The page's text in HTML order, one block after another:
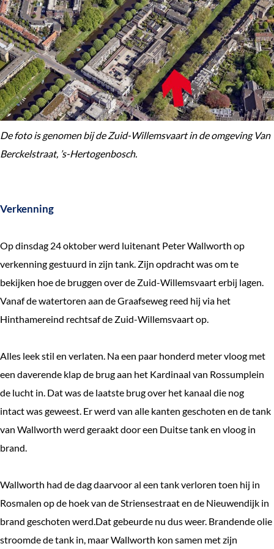
e
k
e
n
De foto is genomen bij de Zuid-Willemsvaart in de omgeving Van
Berckelstraat, ’s-Hertogenbosch.
Verkenning
Op dinsdag 24 oktober werd luitenant Peter Wallworth op
verkenning gestuurd in zijn tank. Zijn opdracht was om te
bekijken hoe de bruggen over de Zuid-Willemsvaart erbij lagen.
Vanaf de watertoren aan de Graafseweg reed hij via het
Hinthamereind rechtsaf de Zuid-Willemsvaart op.
Alles leek stil en verlaten. Na een paar honderd meter vloog met
een daverende klap de brug aan het Kardinaal van Rossumplein
de lucht in. Dat was de laatste brug over het kanaal die nog
intact was geweest. Er werd van alle kanten geschoten en de tank
van Wallworth werd geraakt door een Duitse tank en vloog in
brand.
Wallworth had de dag daarvoor al een tank verloren toen hij in
Rosmalen op de hoek van de Striensestraat en de Nieuwendijk in
brand geschoten werd.Dat gebeurde nu dus weer. Brandende olie
stroomde de tank in, maar Wallworth kon samen met zijn